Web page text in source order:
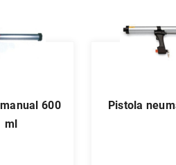
ml
pistola